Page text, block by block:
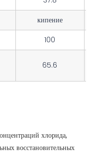
кипение
100
65.6
хлорида,
восстановительных